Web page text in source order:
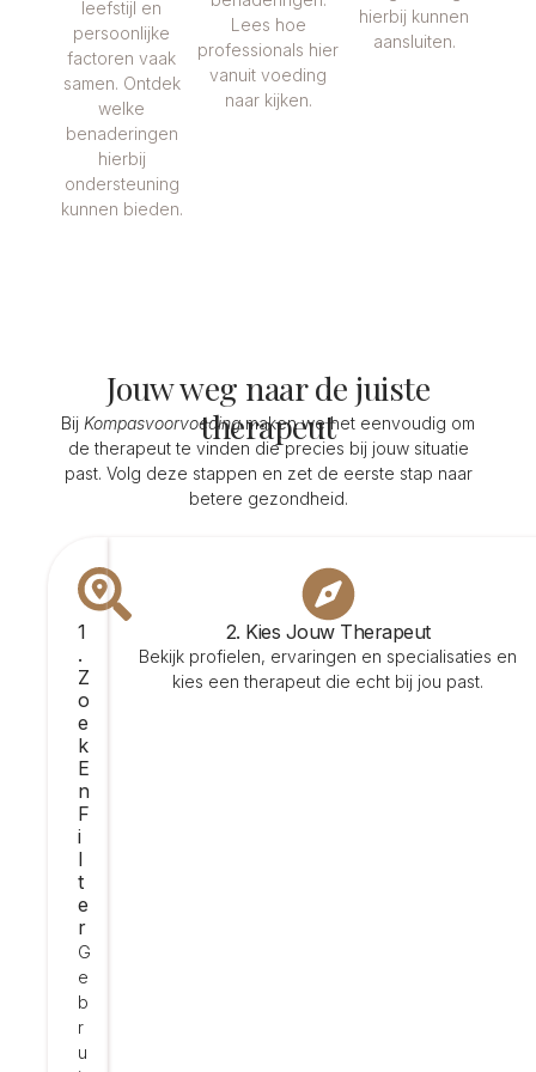
leefstijl en
persoonlijke
factoren vaak
samen. Ontdek
welke
benaderingen
hierbij
ondersteuning
kunnen bieden.
Lees hoe
professionals hier
vanuit voeding
naar kijken.
hierbij kunnen
aansluiten.
Jouw weg naar de juiste
therapeut
Bij Kompasvoorvoedingmaken we het eenvoudig om
de therapeut te vinden die precies bij jouw situatie
past. Volg deze stappen en zet de eerste stap naar
betere gezondheid.
1
.
Z
O
E
K
E
N
F
I
L
T
E
R
G
e
b
r
u
2. Kies Jouw Therapeut
Bekijk profielen, ervaringen en specialisaties en
kies een therapeut die echt bij jou past.